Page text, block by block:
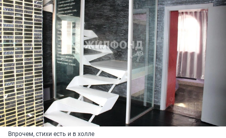
Впрочем, стихи есть и в холле